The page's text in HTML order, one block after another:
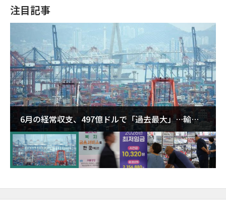
注目記事
6月の経常収支、497億ドルで「過去最大」…輸出
が初の1000億ドル突破